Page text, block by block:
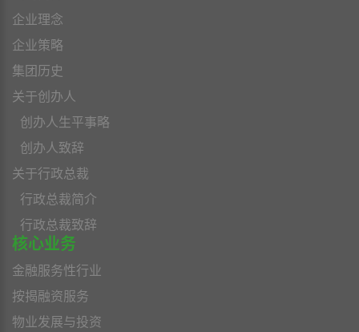
企业理念
企业策略
集团历史
关于创办人
创办人生平事略
创办人致辞
关于行政总裁
行政总裁简介
行政总裁致辞
核心业务
金融服务性行业
按揭融资服务
物业发展与投资